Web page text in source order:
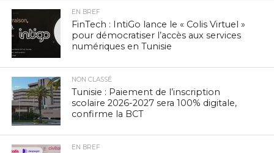
EN BREF
FinTech : IntiGo lance le « Colis Virtuel »
pour démocratiser l’accès aux services
numériques en Tunisie
NON CLASSÉ
Tunisie : Paiement de l’inscription
scolaire 2026-2027 sera 100% digitale,
confirme la BCT
EN BREF